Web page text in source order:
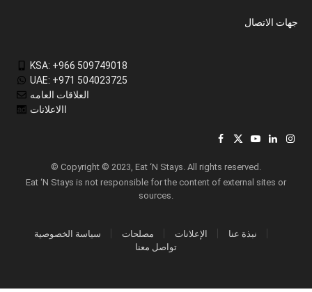
جهات الاتصال
KSA: +966 509749018
UAE: +971 504023725
العلاقات العامه
االاعلانات
Facebook
X
YouTube
LinkedIn
© Copyright © 2023, Eat ‘N Stays. All rights reserved.
Eat ‘N Stays is not responsible for the content of external sites or
sources.
سياسة الخصوصية مصلحات الإعلانات
نبذة عنا
تواصل معنا